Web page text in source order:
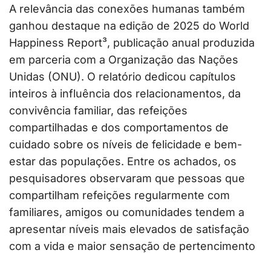
A relevância das conexões humanas também
ganhou destaque na edição de 2025 do World
Happiness Report³, publicação anual produzida
em parceria com a Organização das Nações
Unidas (ONU). O relatório dedicou capítulos
inteiros à influência dos relacionamentos, da
convivência familiar, das refeições
compartilhadas e dos comportamentos de
cuidado sobre os níveis de felicidade e bem-
estar das populações. Entre os achados, os
pesquisadores observaram que pessoas que
compartilham refeições regularmente com
familiares, amigos ou comunidades tendem a
apresentar níveis mais elevados de satisfação
com a vida e maior sensação de pertencimento